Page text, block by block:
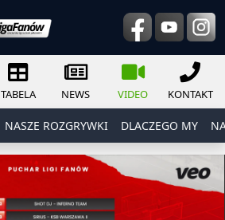
TABELA NEWS VIDEO KONTAKT
NASZE ROZGRYWKI DLACZEGO MY